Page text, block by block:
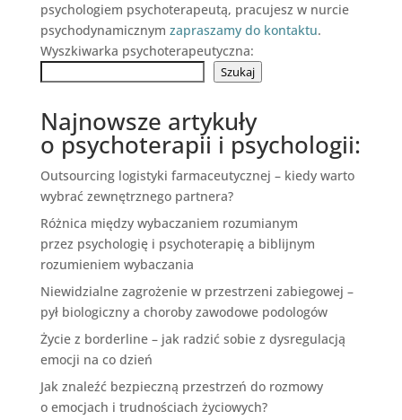
psychologiem psychoterapeutą, pracujesz w nurcie
psychodynamicznym zapraszamy do kontaktu.
Wyszkiwarka psychoterapeutyczna:
Szukaj
Najnowsze artykuły
o psychoterapii i psychologii:
Outsourcing logistyki farmaceutycznej – kiedy warto
wybrać zewnętrznego partnera?
Różnica między wybaczaniem rozumianym
przez psychologię i psychoterapię a biblijnym
rozumieniem wybaczania
Niewidzialne zagrożenie w przestrzeni zabiegowej –
pył biologiczny a choroby zawodowe podologów
Życie z borderline – jak radzić sobie z dysregulacją
emocji na co dzień
Jak znaleźć bezpieczną przestrzeń do rozmowy
o emocjach i trudnościach życiowych?